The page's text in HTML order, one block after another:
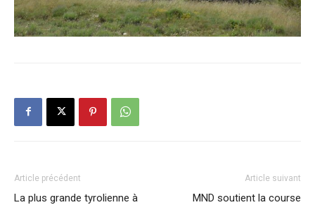
Article précédent
La plus grande tyrolienne à
Article suivant
MND soutient la course